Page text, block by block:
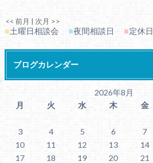
<< 前月 | 次月 >>
■土曜日相談会 ■夜間相談日 ■定休日
ブログカレンダー
2026年8月
月
火 水 木 金
3
4 5 6 7
10
11 12 13 14
17
18 19 20 21